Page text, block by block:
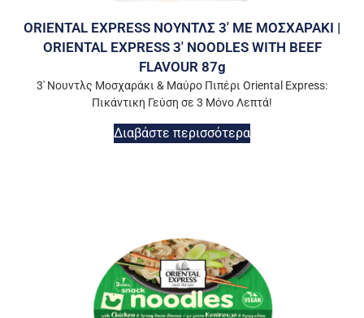
ORIENTAL EXPRESS ΝΟΥΝΤΛΣ 3′ ΜΕ ΜΟΣΧΑΡΑΚΙ |
ORIENTAL EXPRESS 3′ NOODLES WITH BEEF
FLAVOUR 87g
3′ Νουντλς Μοσχαράκι & Μαύρο Πιπέρι Oriental Express:
Πικάντικη Γεύση σε 3 Μόνο Λεπτά!
Διαβάστε περισσότερα